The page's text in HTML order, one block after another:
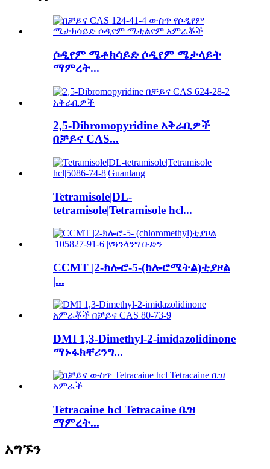
ሶዲየም ሜቶክሳይድ ሶዲየም ሜታላይት
ማምረት...
2,5-Dibromopyridine አቅራቢዎች
በቻይና CAS...
Tetramisole|DL-
tetramisole|Tetramisole hcl...
CCMT |2-ክሎሮ-5-(ክሎሮሜትል)ቲያዞል
|...
DMI 1,3-Dimethyl-2-imidazolidinone
ማኑፋክቸሪንግ...
Tetracaine hcl Tetracaine ቤዝ
ማምረት...
አግኙን